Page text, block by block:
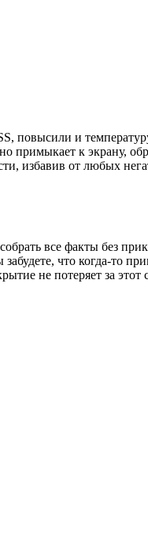
повысили и
примыкает к экрану,
избавив от любых
все факты без
что когда-то
не потеряет за